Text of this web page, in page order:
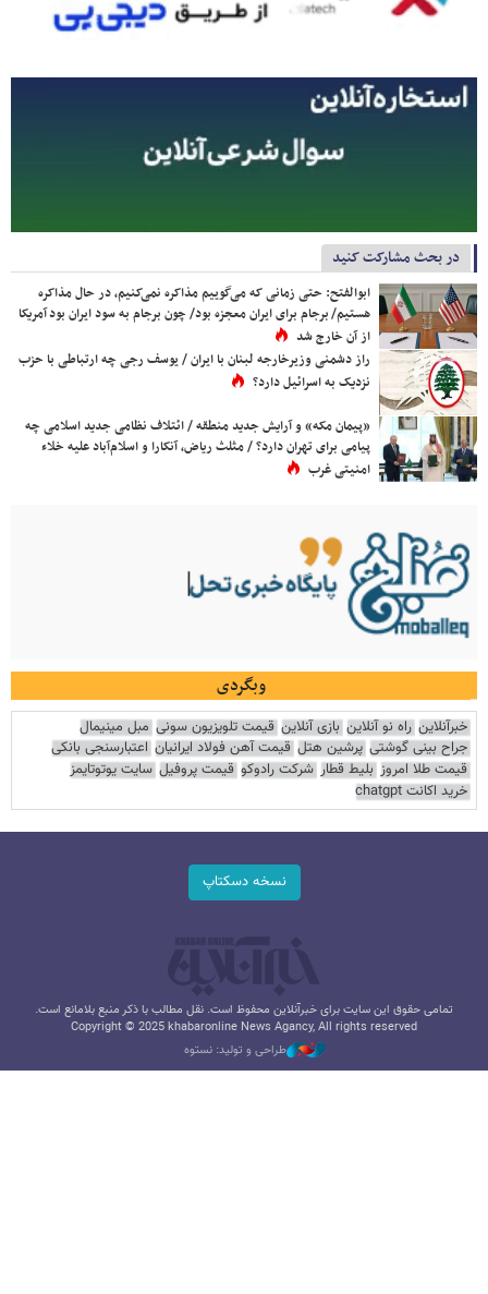
در بحث مشارکت کنید
ابوالفتح: حتی زمانی که می‌گوییم مذاکره نمی‌کنیم، در حال مذاکره
هستیم/ برجام برای ایران معجزه بود/ چون برجام به سود ایران بود آمریکا
از آن خارج شد
راز دشمنی وزیرخارجه لبنان با ایران / یوسف رجی چه ارتباطی با حزب
نزدیک به اسرائیل دارد؟
«پیمان مکه» و آرایش جدید منطقه / ائتلاف نظامی جدید اسلامی چه
پیامی برای تهران دارد؟ / مثلث ریاض، آنکارا و اسلام‌آباد علیه خلاء
امنیتی غرب
وبگردی
خبرآنلاین راه نو آنلاین بازی آنلاین قیمت تلویزیون سونی مبل مینیمال
جراح بینی گوشتی پرشین هتل قیمت آهن فولاد ایرانیان اعتبارسنجی بانکی
قیمت طلا امروز بلیط قطار شرکت رادوکو قیمت پروفیل سایت یوتوتایمز
خرید اکانت chatgpt
نسخه دسکتاپ
تمامی حقوق این سایت برای خبرآنلاین محفوظ است. نقل مطالب با ذکر منبع بلامانع است.
Copyright © 2025 khabaronline News Agancy, All rights reserved
طراحی و تولید: نستوه